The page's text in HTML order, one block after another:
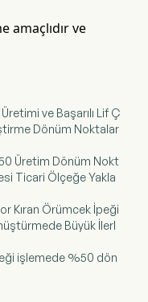
amaçlıdır ve
ve Başarılı Lif Ç
Dönüm Noktalar
Üretim Dönüm Nokt
Ticari Ölçeğe Yakla
Kıran Örümcek İpeği
Büyük İlerl
işlemede %50 dön